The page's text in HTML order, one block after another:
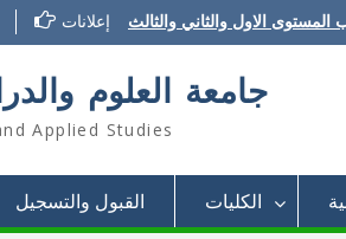
إعلانات
المستوى الاول والثاني والثالث
إعلان تسديد الرسوم الدراسية
جامعة العلوم
Applied Studies
القبول والتسجيل الكليات